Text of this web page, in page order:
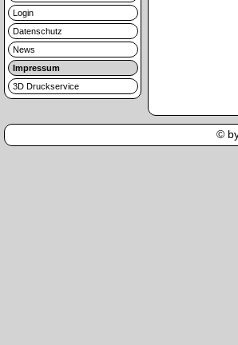
Login
Datenschutz
News
Impressum
3D Druckservice
©